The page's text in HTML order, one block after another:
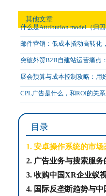
其他文章
什么是Attribution model（归
邮件营销：低成本撬动高转化
突破外贸B2B自建站运营痛点
展会预算与成本控制攻略：用
CPL广告是什么，和ROI的关系
目录
1. 安卓操作系统的市场
2. 广告业务与搜索服务
3. 收购中国XR企业蚁
4. 国际反垄断趋势与